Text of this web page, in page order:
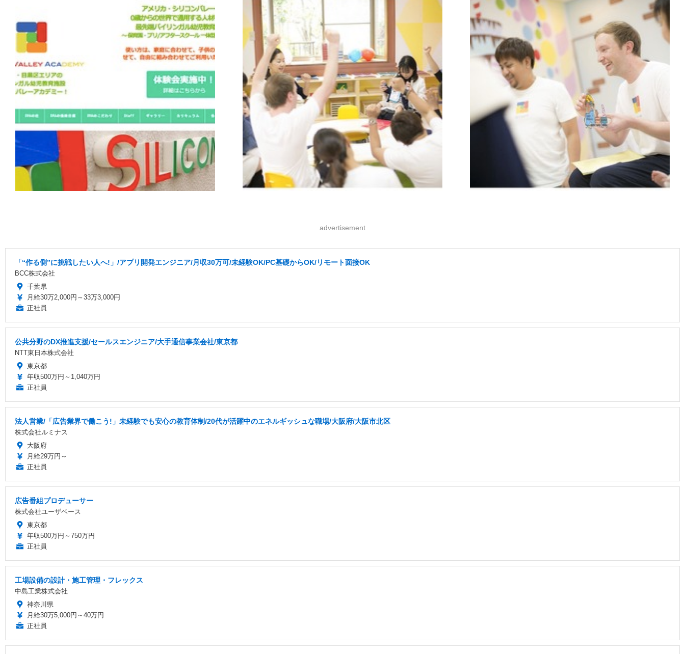
advertisement
「“作る側”に挑戦したい人へ!」/アプリ開発エンジニア/月収30万可/未経験OK/PC基礎からOK/リモート面接OK
BCC株式会社
千葉県
月給30万2,000円～33万3,000円
正社員
公共分野のDX推進支援/セールスエンジニア/大手通信事業会社/東京都
NTT東日本株式会社
東京都
年収500万円～1,040万円
正社員
法人営業/「広告業界で働こう!」未経験でも安心の教育体制/20代が活躍中のエネルギッシュな職場/大阪府/大阪市北区
株式会社ルミナス
大阪府
月給29万円～
正社員
広告番組プロデューサー
株式会社ユーザベース
東京都
年収500万円～750万円
正社員
工場設備の設計・施工管理・フレックス
中島工業株式会社
神奈川県
月給30万5,000円～40万円
正社員